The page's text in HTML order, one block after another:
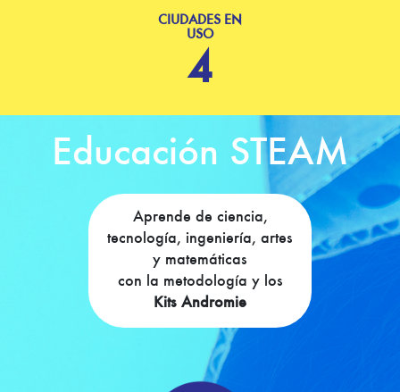
CIUDADES EN
USO
4
Educación STEAM
Aprende de ciencia,
tecnología, ingeniería, artes
y matemáticas
con la metodología y los
Kits Andromie